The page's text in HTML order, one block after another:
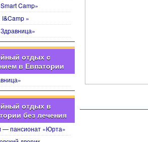
Camp»
»
отдых с
в Евпатории
отдых в
без лечения
— пансионат «Юрта»